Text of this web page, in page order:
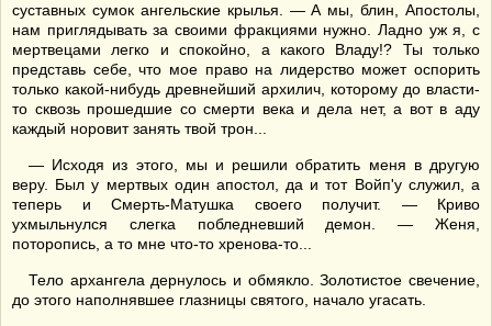
суставных сумок ангельские крылья. — А мы, блин, Апостолы,
нам приглядывать за своими фракциями нужно. Ладно уж я, с
мертвецами легко и спокойно, а какого Владу!? Ты только
представь себе, что мое право на лидерство может оспорить
только какой-нибудь древнейший архилич, которому до власти-
то сквозь прошедшие со смерти века и дела нет, а вот в аду
каждый норовит занять твой трон...
— Исходя из этого, мы и решили обратить меня в другую
веру. Был у мертвых один апостол, да и тот Войп'у служил, а
теперь и Смерть-Матушка своего получит. — Криво
ухмыльнулся слегка побледневший демон. — Женя,
поторопись, а то мне что-то хренова-то...
Тело архангела дернулось и обмякло. Золотистое свечение,
до этого наполнявшее глазницы святого, начало угасать.